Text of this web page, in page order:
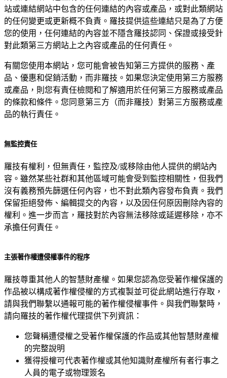
站或連結網站中包含的任何連結的內容或產品，或對此類網站
的任何變更或更新概不負責。羅技提供這些連結只是為了方便
您的使用，任何連結的內容並不隱含羅技認同、保證或接受針
對此類第三方網站上之內容或產品的任何責任。
有關您使用本網站，您可能會被告知第三方提供的服務、產
品、優惠和促銷活動，而非羅技。如果您決定使用第三方服務
或產品，則您有責任檢閱和了解適用於任何第三方服務或產品
的條款和條件。您同意第三方（而非羅技）對第三方服務或產
品的執行責任。
無監控責任
羅技有權利，但無責任，監控及/或移除由他人提供的網站內
容。雖然某些社群和其他區域可能會受到監控相關性，但我們
沒有義務預先篩選任何內容，也不對此類內容發布負責。我們
保留拒絕發佈、編輯提交的內容，以及因任何原因刪除內容的
權利。進一步而言，羅技對於內容無法移除或延遲移除，亦不
承擔任何責任。
主張著作權遭侵權事件的程序
羅技尊重其他人的智慧財產權。如果您認為您受著作權保護的
作品被以構成著作權侵權的方式複製並可從此網站進行存取，
請與我們聯繫以通報可能的著作權侵權事件。與我們聯繫時，
請向羅技的著作權代理提供下列資訊：
您聲稱遭侵權之受著作權保護的作品或其他智慧財產權
的完整說明
獲得授權可代表著作權或其他知識財產權所有者行事之
人員的電子或物理簽名